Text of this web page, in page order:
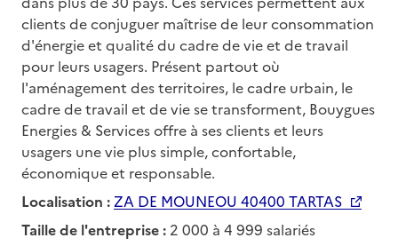
clients de conjuguer maîtrise de leur consommation
d'énergie et qualité du cadre de vie et de travail
pour leurs usagers. Présent partout où
l'aménagement des territoires, le cadre urbain, le
cadre de travail et de vie se transforment, Bouygues
Energies & Services offre à ses clients et leurs
usagers une vie plus simple, confortable,
économique et responsable.
Localisation : ZA DE MOUNEOU 40400 TARTAS
Taille de l'entreprise : 2 000 à 4 999 salariés